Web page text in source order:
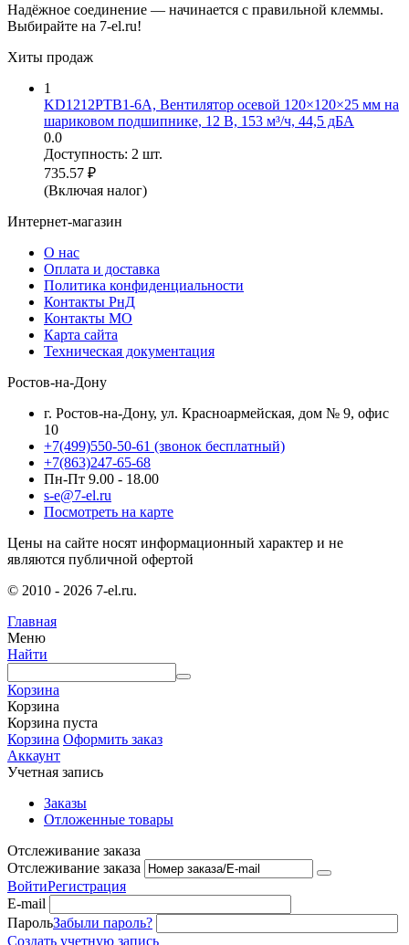
Надёжное соединение — начинается с правильной клеммы.
Выбирайте на 7-el.ru!
Хиты продаж
1
KD1212PTB1-6A, Вентилятор осевой 120×120×25 мм на
шариковом подшипнике, 12 В, 153 м³/ч, 44,5 дБА
0.0
Доступность: 2 шт.
735.57 ₽
(Включая налог)
Интернет-магазин
О нас
Оплата и доставка
Политика конфиденциальности
Контакты РнД
Контакты МО
Карта сайта
Техническая документация
Ростов-на-Дону
г. Ростов-на-Дону, ул. Красноармейская, дом № 9, офис
10
+7(499)550-50-61 (звонок бесплатный)
+7(863)247-65-68
Пн-Пт 9.00 - 18.00
s-e@7-el.ru
Посмотреть на карте
Цены на сайте носят информационный характер и не
являются публичной офертой
© 2010 - 2026 7-el.ru.
Главная
Меню
Найти
Корзина
Корзина
Корзина пуста
Корзина Оформить заказ
Аккаунт
Учетная запись
Заказы
Отложенные товары
Отслеживание заказа
Отслеживание заказа
ВойтиРегистрация
E-mail
ПарольЗабыли пароль?
Создать учетную запись